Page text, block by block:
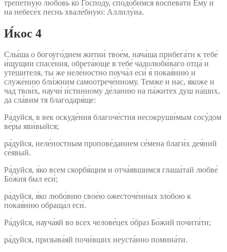
тре́петную любо́вь ко Го́споду, сподо́бимся воспева́ти Ему́ и
на небесе́х песнь хвале́бную: Аллилу́иа.
И́кос 4
Слы́ша о богоуго́днем житии́ твое́м, нача́ша прибега́ти к тебе́
и́щущии спасе́ния, обрета́юще в тебе́ чадолюби́ваго отца́ и
уте́шителя, ты же неле́ностно поуча́л еси́ я́ покая́нию и
служе́нию бли́жним самоотрече́нному. Темже и нас, я́коже и
чад твои́х, научи́ и́стинному де́ланию на па́житех душ на́ших,
да сла́вим тя благодаря́ще:
Ра́дуйся, в век оскуде́ния благоче́стия несокруши́мым сосу́дом
ве́ры яви́выйся;
ра́дуйся, неле́ностным пропове́данием се́мена благи́х дея́ний
се́явый.
Ра́дуйся, я́ко всем скорбя́щим и отча́явшимся глаша́тай любве́
Бо́жия был еси́;
ра́дуйся, я́ко любо́вию свое́ю ожесточе́нных зло́бою к
покая́нию обраща́л еси́.
Ра́дуйся, науча́яй во всех челове́цех о́браз Бо́жий почита́ти;
ра́дуйся, призыва́яй почи́вших неуста́нно помина́ти.